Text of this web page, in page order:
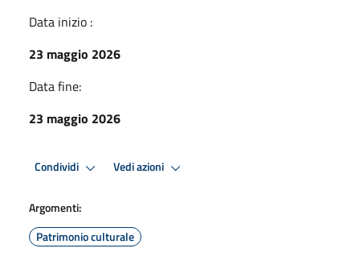
Data inizio :
23 maggio 2026
Data fine:
23 maggio 2026
Condividi Vedi azioni
Argomenti:
Patrimonio culturale